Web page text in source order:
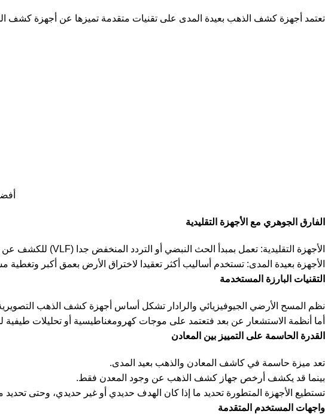
تعتمد أجهزة كشف الذهب بعيدة المدى على تقنيات متقدمة تميزها عن أجهزة كشف
الفارق الجوهري مع الأجهزة التقليدية
الأجهزة التقليدية: تعمل بمبدأ الحث النبضي أو التردد المنخفض جدا (VLF) للكشف عن الأهداف القريبة نسبيا.
الأجهزة بعيدة المدى: تستخدم أساليب أكثر تعقيدا لاختراق الأرض بعمق أكبر وتغطية
التقنيات البارزة المستخدمة
نظم المسح الأرضي الجيوفيزيائي والرادار تشكل أساس أجهزة كشف الذهب
أما أنظمة الاستشعار عن بعد فتعتمد على موجات كهرومغناطيسية أو تحليلات طيفية
القدرة الحاسمة على التمييز بين المعادن
تعد ميزة حاسمة في كاشف المعادن والذهب بعيد المدى.
بينما قد يكشف أرخص جهاز كشف الذهب عن وجود المعدن فقط.
تستطيع الأجهزة المتطورة تحديد ما إذا كان الهدف حديدي أو غير حديدي، وحتى
واجهات المستخدم المتقدمة